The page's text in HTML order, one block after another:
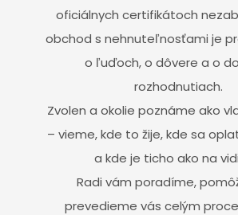
oficiálnych certifikátoch
obchod s nehnuteľnosťami je
o ľuďoch, o dôvere a o
rozhodnutiach.
Zvolen a okolie poznáme ako
– vieme, kde to žije, kde sa
a kde je ticho ako na
Radi vám poradíme,
prevedieme vás celým